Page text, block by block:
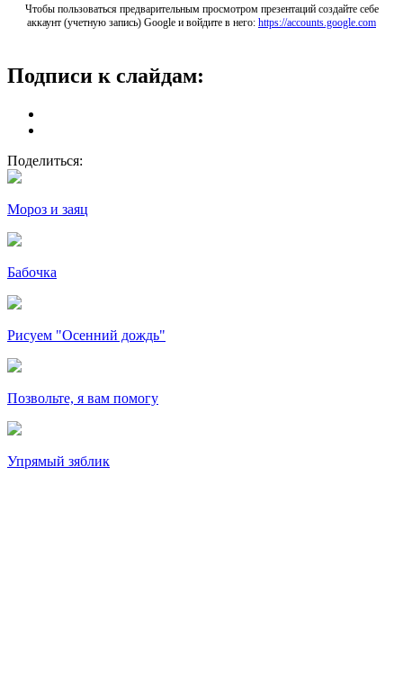
Чтобы пользоваться предварительным просмотром презентаций создайте себе
аккаунт (учетную запись) Google и войдите в него: https://accounts.google.com
Подписи к слайдам:
Поделиться:
Мороз и заяц
Бабочка
Рисуем "Осенний дождь"
Позвольте, я вам помогу
Упрямый зяблик